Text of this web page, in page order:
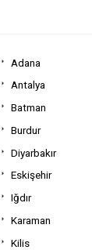
Adana
Antalya
Batman
Burdur
Diyarbakır
Eskişehir
Iğdır
Karaman
Kilis